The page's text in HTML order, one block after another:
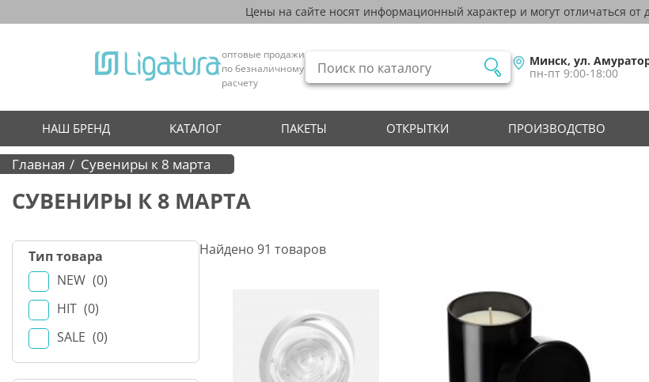
Цены на сайте носят информационный характер и могут отличаться от
оптовые продажи
по безналичному
расчету
Минск, ул.
пн-пт 9:00-18:00
НАШ БРЕНД КАТАЛОГ ПАКЕТЫ ОТКРЫТКИ ПРОИЗВОДСТВО
Главная Сувениры к 8 марта
СУВЕНИРЫ К 8 МАРТА
Тип товара
NEW
0
HIT
0
SALE
0
Найдено 91 товаров